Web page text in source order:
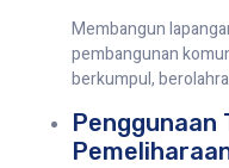
Membangun
pembangunan
berkumpul,
Penggunaan